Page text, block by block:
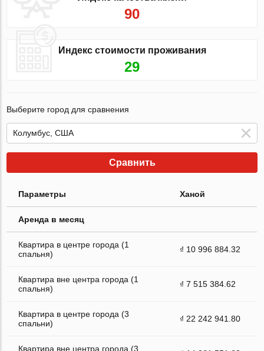
90
Индекс стоимости проживания
29
Выберите город для сравнения
Сравнить
Параметры Ханой
Аренда в месяц
Квартира в центре города (1
спальня)
₫ 10 996 884.32
Квартира вне центра города (1
спальня)
₫ 7 515 384.62
Квартира в центре города (3
спальни)
₫ 22 242 941.80
Квартира вне центра города (3